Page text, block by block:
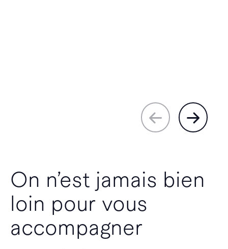
On n’est jamais bien
loin pour vous
accompagner